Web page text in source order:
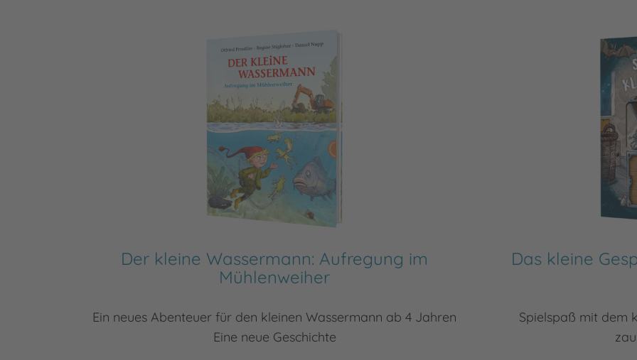
Der kleine Wassermann: Aufregung im
Mühlenweiher
Ein neues Abenteuer für den kleinen Wassermann ab 4 Jahren
Eine neue Geschichte
Das kleine
Spielspaß mit dem